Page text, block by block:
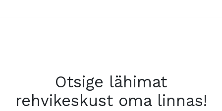
Otsige lähimat
rehvikeskust oma linnas!